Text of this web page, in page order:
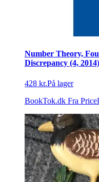
Number Theory,
Discrepancy (4,
428 kr.På lager
BookTok.dk Fra